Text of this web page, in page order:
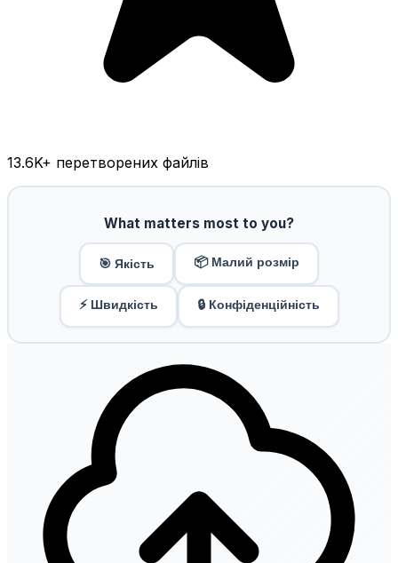
13.6K+ перетворених файлів
What matters most to you?
🎯 Якість 📦 Малий розмір
⚡ Швидкість 🔒 Конфіденційність